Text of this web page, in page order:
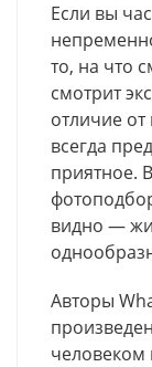
Если вы
то, на что
смотрит
отличие от
всегда
приятное.
видно —
Авторы
человеком